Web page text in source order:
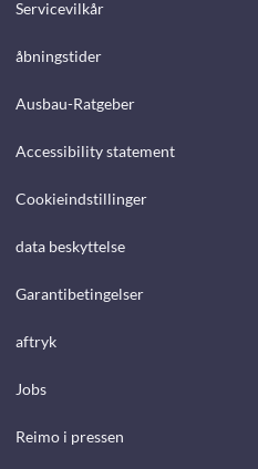
Servicevilkår
åbningstider
Ausbau-Ratgeber
Accessibility statement
Cookieindstillinger
data beskyttelse
Garantibetingelser
aftryk
Jobs
Reimo i pressen